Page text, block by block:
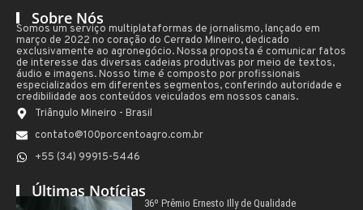
Sobre Nós
Somos um serviço multiplataformas de jornalismo, lançado em
março de 2022 no coração do Cerrado Mineiro, dedicado
exclusivamente ao agronegócio. Nossa proposta é comunicar fatos
de interesse das diversas cadeias produtivas por meio de textos,
áudio e imagens. Nosso time é composto por profissionais
especializados em diferentes segmentos, conferindo autoridade e
credibilidade aos conteúdos veiculados em nossos canais.
Triângulo Mineiro - Brasil
contato@100porcentoagro.com.br
+55 (34) 99915-5446
Últimas Notícias
36º Prêmio Ernesto Illy de Qualidade